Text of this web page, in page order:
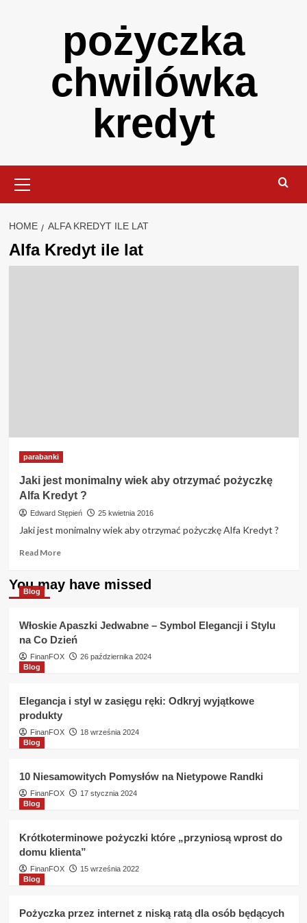
pożyczka
chwilówka
kredyt
Menu
HOME ALFA KREDYT ILE LAT
Alfa Kredyt ile lat
parabanki
Jaki jest monimalny wiek aby otrzymać pożyczkę
Alfa Kredyt ?
Edward Stępień 25 kwietnia 2016
Jaki jest monimalny wiek aby otrzymać pożyczkę Alfa Kredyt ?
Read MoreRead
about
Jaki
wiek
aby
otrzymać
?
You may have missed
Blog
Włoskie Apaszki Jedwabne – Symbol Elegancji i Stylu
na Co Dzień
FinanFOX
26 października 2024
Blog
Elegancja i styl w zasięgu ręki: Odkryj wyjątkowe
produkty
FinanFOX
18 września 2024
Blog
10 Niesamowitych Pomysłów na Nietypowe Randki
FinanFOX
17 stycznia 2024
Blog
Krótkoterminowe pożyczki które „przyniosą wprost do
domu klienta”
FinanFOX
15 września 2022
Blog
Pożyczka przez internet z niską ratą dla osób będących